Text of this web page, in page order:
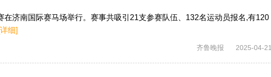
济南国际赛马场举行。赛事共吸引21支参赛队伍、132名运动员报名,有120
细]
齐鲁晚报 2025-04-21